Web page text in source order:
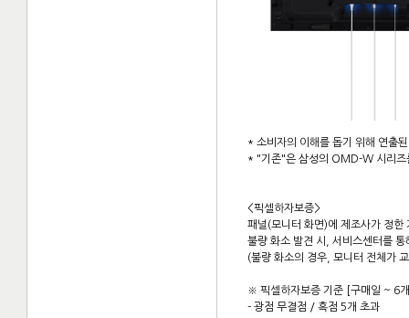
* 소비자의 이해를 돕기 위해 연출
* "기존"은 삼성의 OMD-W 시리즈
<픽셀하자보증>
패널(모니터 화면)에 제조사가 정한
불량 화소 발견 시, 서비스센터를
(불량 화소의 경우, 모니터 전체가
※ 픽셀하자보증 기준 [구매일 ~ 6
- 광점 무결점 / 흑점 5개 초과